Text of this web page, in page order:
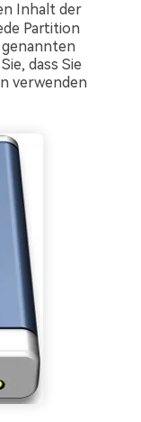
Inhalt der
Partition
genannten
dass Sie
verwenden